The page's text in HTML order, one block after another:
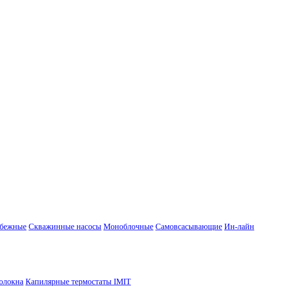
Скважинные насосы Моноблочные Самовсасывающие Ин-лайн
Капилярные термостаты IMIT